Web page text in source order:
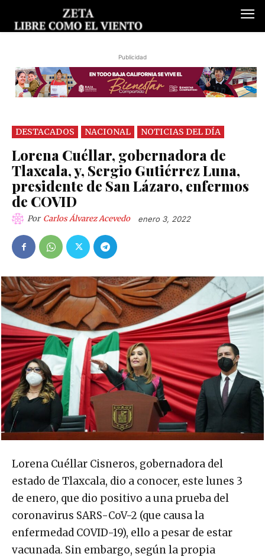
Publicidad
DESTACADOS NACIONAL NOTICIAS DEL DÍA
Lorena Cuéllar, gobernadora de
Tlaxcala, y, Sergio Gutiérrez Luna,
presidente de San Lázaro, enfermos
de COVID
Por Carlos Álvarez Acevedo enero 3, 2022
Lorena Cuéllar Cisneros, gobernadora del
estado de Tlaxcala, dio a conocer, este lunes 3
de enero, que dio positivo a una prueba del
coronavirus SARS-CoV-2 (que causa la
enfermedad COVID-19), ello a pesar de estar
vacunada. Sin embargo, según la propia